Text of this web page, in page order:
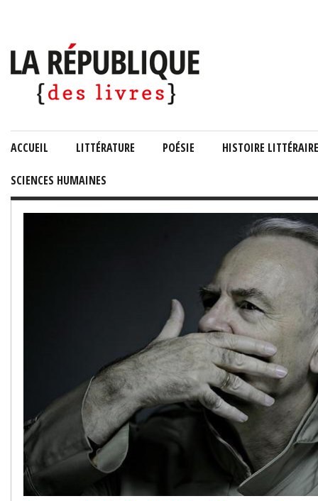
ACCUEIL LITTÉRATURE POÉSIE HISTOIRE LITTÉRAIRE
SCIENCES HUMAINES